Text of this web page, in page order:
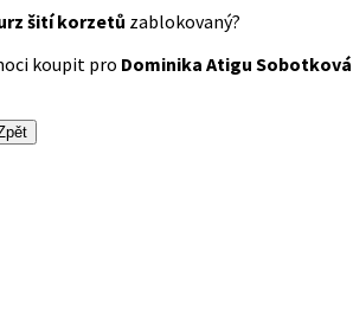
šití korzetů zablokovaný?
koupit pro Dominika Atigu Sobotková